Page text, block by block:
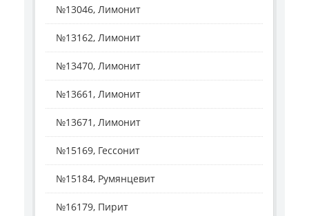
№13046, Лимонит
№13162, Лимонит
№13470, Лимонит
№13661, Лимонит
№13671, Лимонит
№15169, Гессонит
№15184, Румянцевит
№16179, Пирит